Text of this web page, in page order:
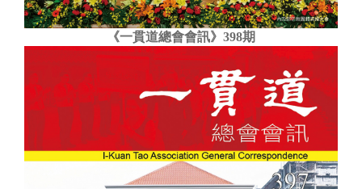
《一貫道總會會訊》398期